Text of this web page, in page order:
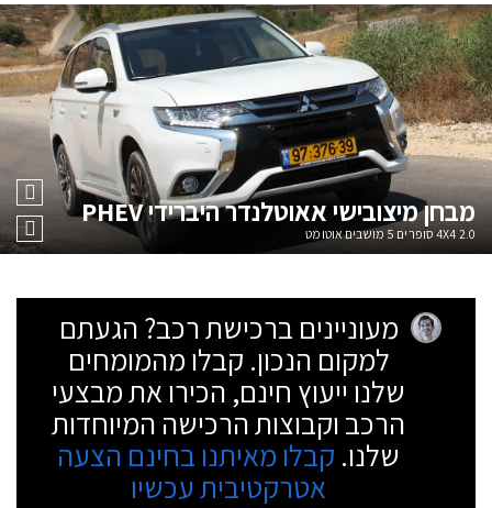
מבחןמיצובישי אאוטלנדר היברידי PHEV
2.0 4X4 סופרים 5 מושבים אוטומט
מעוניינים ברכישת רכב? הגעתם
למקום הנכון. קבלו מהמומחים
שלנו ייעוץ חינם, הכירו את מבצעי
הרכב וקבוצות הרכישה המיוחדות
שלנו. קבלו מאיתנו בחינם הצעה
אטרקטיבית עכשיו